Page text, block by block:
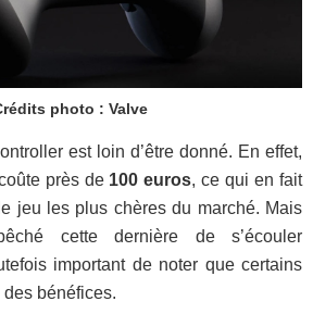
photo : Valve
est loin d’être donné. En effet,
près de 100 euros, ce qui en fait
jeu les plus chères du marché. Mais
cette dernière de s’écouler
important de noter que certains
bénéfices.